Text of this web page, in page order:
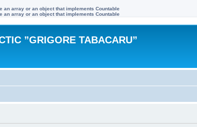
an array or an object that implements Countable
an array or an object that implements Countable
”GRIGORE TABACARU”